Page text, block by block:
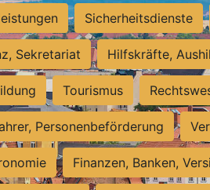
Sicherheitsdienste
Sekretariat Hilfskräfte,
Tourismus
Personenbeförderung
Finanzen, Banken,